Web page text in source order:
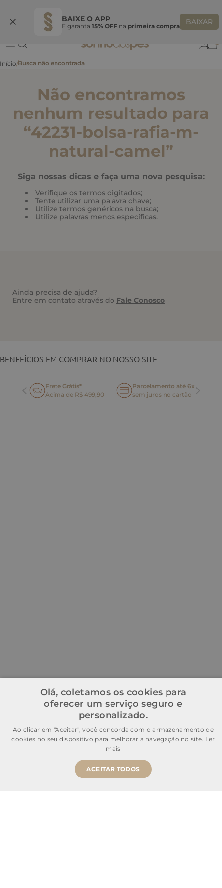
BAIXE O APP
E garanta 15% OFF na primeira compra BAIXAR
BEMVINDASONHO
Não encontramos
nenhum resultado para
“42231-bolsa-rafia-m-
natural-camel”
Siga nossas dicas e faça uma nova pesquisa:
Verifique os termos digitados;
Tente utilizar uma palavra chave;
Utilize termos genéricos na busca;
Utilize palavras menos específicas.
Ainda precisa de ajuda?
Entre em contato através do Fale Conosco
BENEFÍCIOS EM COMPRAR NO NOSSO SITE
Frete Grátis*
Acima de R$ 499,90
Parcelamento até 6x
sem juros no cartão
Olá, coletamos os cookies para
oferecer um serviço seguro e
personalizado.
Ao clicar em "Aceitar", você concorda com o armazenamento de
cookies no seu dispositivo para melhorar a navegação no site. Ler
mais
ACEITAR TODOS